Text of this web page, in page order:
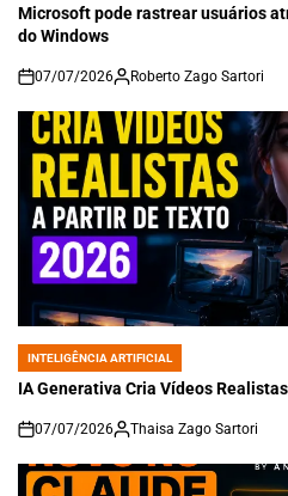
IN
Microsoft pode rastrear usuários
do Windows
on
07/07/2026 Roberto Zago Sartori
POSTED
IN
INTELIGÊNCIA ARTIFICIAL
IA Generativa Cria Vídeos
on
07/07/2026 Thaisa Zago Sartori